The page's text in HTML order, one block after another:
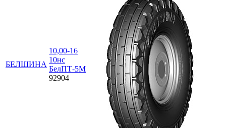
БЕЛШИНА
10,00-16
10нс
БелПТ-5М
92904